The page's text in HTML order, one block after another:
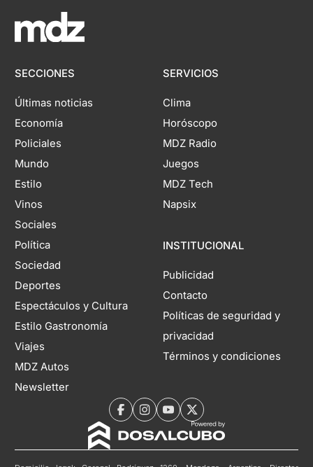
SECCIONES
Últimas noticias
Economía
Policiales
Mundo
Estilo
Vinos
Sociales
Política
Sociedad
Deportes
Espectáculos y Cultura
Estilo Gastronomía
Viajes
MDZ Autos
Newsletter
SERVICIOS
Clima
Horóscopo
MDZ Radio
Juegos
MDZ Tech
Napsix
INSTITUCIONAL
Publicidad
Contacto
Políticas de seguridad y
privacidad
Términos y condiciones